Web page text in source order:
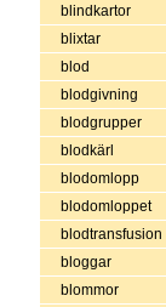
blindkartor
blixtar
blod
blodgivning
blodgrupper
blodkärl
blodomlopp
blodomloppet
blodtransfusion
bloggar
blommor